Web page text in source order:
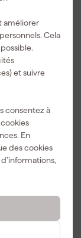
améliorer
Cela
et suivre
consentez à
En
des cookies
Little Jumbo
1299310898
Plate-forme
510mm -